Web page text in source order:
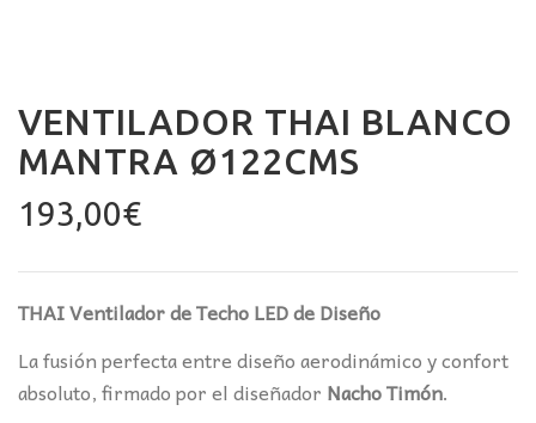
VENTILADOR THAI BLANCO
MANTRA Ø122CMS
193,00€
THAI Ventilador de Techo LED de Diseño
La fusión perfecta entre diseño aerodinámico y confort
absoluto, firmado por el diseñador Nacho Timón.